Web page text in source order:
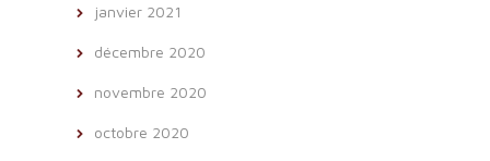
janvier 2021
décembre 2020
novembre 2020
octobre 2020